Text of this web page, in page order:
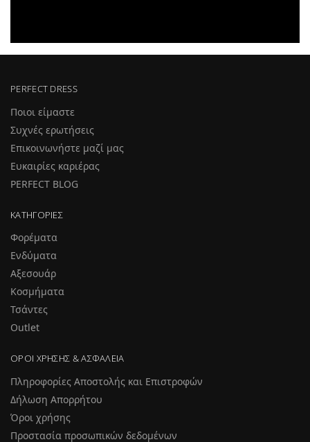
PERFECT DRESS
Ποιοι είμαστε
Συχνές ερωτήσεις
Επικοινωνήστε μαζί μας
Ευκαιρίες καριέρας
PERFECT BLOG
ΚΑΤΗΓΟΡΊΕΣ
Φορέματα
Ενδύματα
Αξεσουάρ
Κοσμήματα
Τσάντες
Outlet
ΌΡΟΙ ΧΡΉΣΗΣ & ΑΣΦΆΛΕΙΑ
Πληροφορίες Αποστολής και Επιστροφών
Δήλωση Απορρήτου
Όροι χρήσης
Προστασία προσωπικών δεδομένων